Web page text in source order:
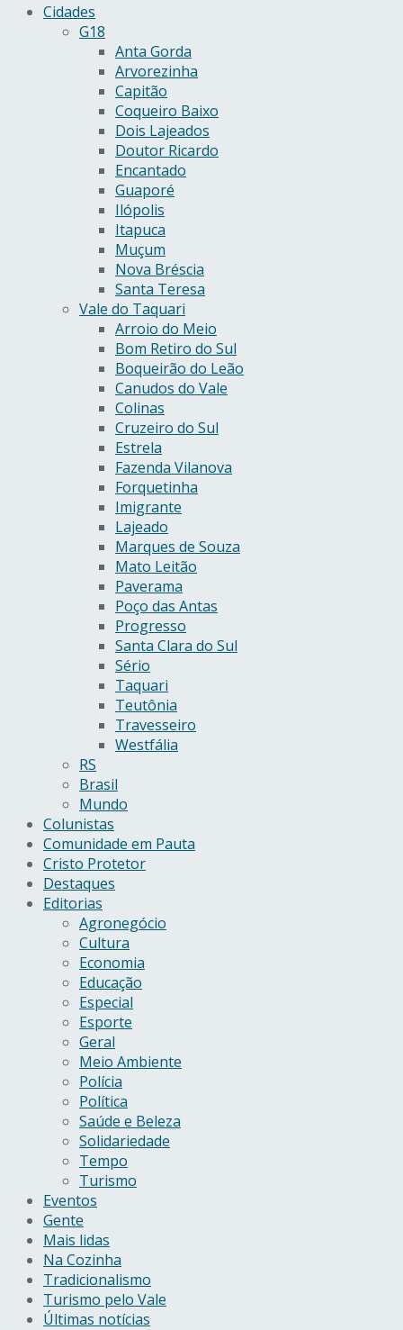
Cidades
G18
Anta Gorda
Arvorezinha
Capitão
Coqueiro Baixo
Dois Lajeados
Doutor Ricardo
Encantado
Guaporé
Ilópolis
Itapuca
Muçum
Nova Bréscia
Santa Teresa
Vale do Taquari
Arroio do Meio
Bom Retiro do Sul
Boqueirão do Leão
Canudos do Vale
Colinas
Cruzeiro do Sul
Estrela
Fazenda Vilanova
Forquetinha
Imigrante
Lajeado
Marques de Souza
Mato Leitão
Paverama
Poço das Antas
Progresso
Santa Clara do Sul
Sério
Taquari
Teutônia
Travesseiro
Westfália
RS
Brasil
Mundo
Colunistas
Comunidade em Pauta
Cristo Protetor
Destaques
Editorias
Agronegócio
Cultura
Economia
Educação
Especial
Esporte
Geral
Meio Ambiente
Polícia
Política
Saúde e Beleza
Solidariedade
Tempo
Turismo
Eventos
Gente
Mais lidas
Na Cozinha
Tradicionalismo
Turismo pelo Vale
Últimas notícias